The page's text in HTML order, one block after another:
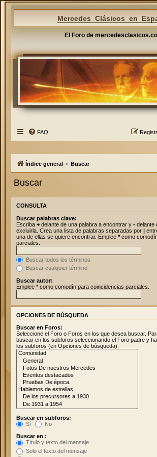
Mercedes Clásicos en
El Foro de
FAQ
Índice general Buscar
Buscar
CONSULTA
Buscar palabras clave:
Escriba + delante de una palabra a encontrar y - delante
excluirla. Crea una lista de palabras separadas por |
una de ellas se quiere encontrar. Emplee *como
parciales.
Buscar todos los términos
Buscar cualquier término
Buscar autor:
Emplee * como comodín para coincidencias parciales.
OPCIONES DE BÚSQUEDA
Buscar en Foros:
Seleccione el Foro o Foros en los que desea buscar.
buscar en los subforos seleccionando el Foro padre y
los subforos (en Opciones de búsqueda).
Buscar en subforos:
Sí
No
Buscar en :
Título y texto del mensaje
Solo el texto del mensaje